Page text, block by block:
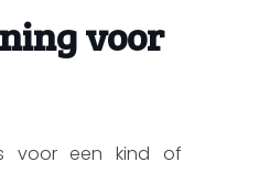
voor
voor een kind of